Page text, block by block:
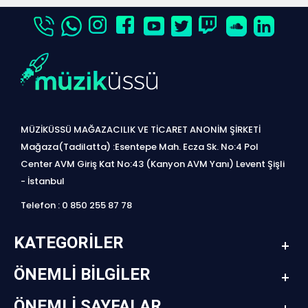
MÜZİKÜSSÜ MAĞAZACILIK VE TİCARET ANONİM ŞİRKETİ
Mağaza(Tadilatta) :Esentepe Mah. Ecza Sk. No:4 Pol
Center AVM Giriş Kat No:43 (Kanyon AVM Yanı) Levent Şişli
- İstanbul
Telefon : 0 850 255 87 78
KATEGORILER
ÖNEMLI BILGILER